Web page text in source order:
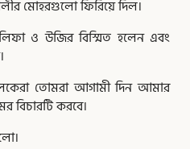
মোহরগুলো ফিরিয়ে দিল।
ও উজির বিস্মিত হলেন এবং
তোমরা আগামী দিন আমার
বিচারটি করবে।